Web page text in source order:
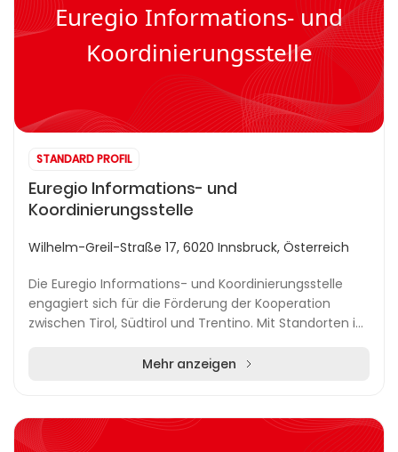
Euregio Informations- und
Koordinierungsstelle
STANDARD PROFIL
Euregio Informations- und
Koordinierungsstelle
Wilhelm-Greil-Straße 17, 6020 Innsbruck, Österreich
Die Euregio Informations- und Koordinierungsstelle
engagiert sich für die Förderung der Kooperation
zwischen Tirol, Südtirol und Trentino. Mit Standorten in
Mehr anzeigen